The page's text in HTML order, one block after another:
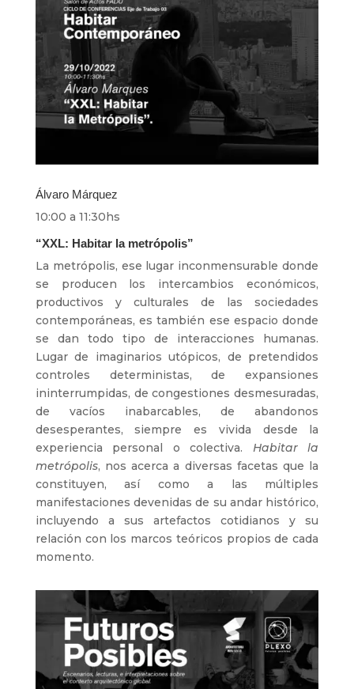
Álvaro Márquez
10:00 a 11:30hs
“XXL: Habitar la metrópolis”
La metrópolis, ese lugar inconmensurable donde
se producen los intercambios económicos,
productivos y culturales de las sociedades
contemporáneas, es también ese espacio donde
se dan todo tipo de interacciones humanas.
Lugar de imaginarios utópicos, de pretendidos
controles deterministas, de expansiones
ininterrumpidas, de congestiones desmesuradas,
de vacíos inabarcables, de abandonos
desesperantes, siempre es vivida desde la
experiencia personal o colectiva. Habitar la
metrópolis, nos acerca a diversas facetas que la
constituyen, así como a las múltiples
manifestaciones devenidas de su andar histórico,
incluyendo a sus artefactos cotidianos y su
relación con los marcos teóricos propios de cada
momento.